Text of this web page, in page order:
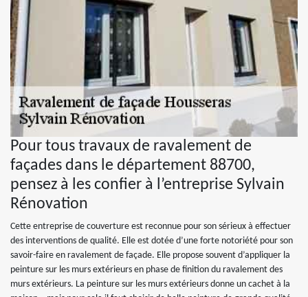
Pour tous travaux de ravalement de
façades dans le département 88700,
pensez à les confier à l’entreprise Sylvain
Rénovation
Cette entreprise de couverture est reconnue pour son sérieux à effectuer
des interventions de qualité. Elle est dotée d’une forte notoriété pour son
savoir-faire en ravalement de façade. Elle propose souvent d’appliquer la
peinture sur les murs extérieurs en phase de finition du ravalement des
murs extérieurs. La peinture sur les murs extérieurs donne un cachet à la